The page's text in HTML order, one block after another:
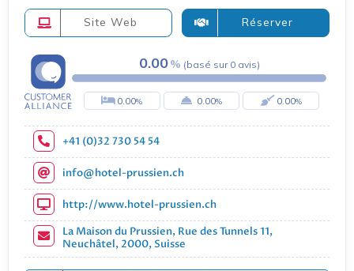
Site Web Réserver
0.00 (basé sur 0 avis)
0.00 0.00 0.00
+41 (0)32 730 54 54
info@hotel-prussien.ch
http://www.hotel-prussien.ch
La Maison du Prussien, Rue des Tunnels 11,
Neuchâtel, 2000, Suisse